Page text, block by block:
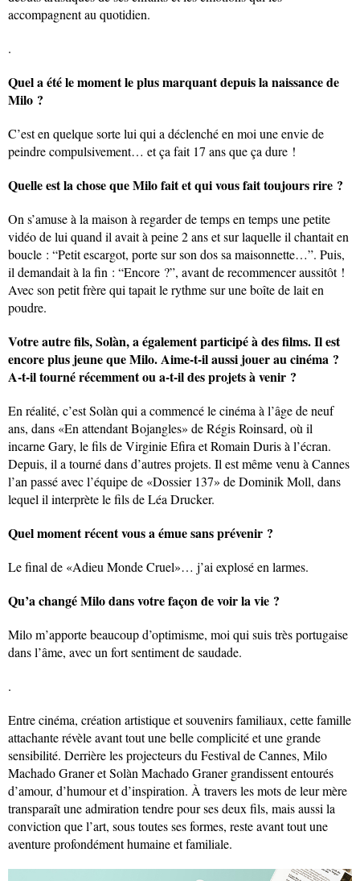
accompagnent au quotidien.
.
Quel a été le moment le plus marquant depuis la naissance de
Milo ?
C’est en quelque sorte lui qui a déclenché en moi une envie de
peindre compulsivement… et ça fait 17 ans que ça dure !
Quelle est la chose que Milo fait et qui vous fait toujours rire ?
On s’amuse à la maison à regarder de temps en temps une petite
vidéo de lui quand il avait à peine 2 ans et sur laquelle il chantait en
boucle : “Petit escargot, porte sur son dos sa maisonnette…”. Puis,
il demandait à la fin : “Encore ?”, avant de recommencer aussitôt !
Avec son petit frère qui tapait le rythme sur une boîte de lait en
poudre.
Votre autre fils, Solàn, a également participé à des films. Il est
encore plus jeune que Milo. Aime-t-il aussi jouer au cinéma ?
A-t-il tourné récemment ou a-t-il des projets à venir ?
En réalité, c’est Solàn qui a commencé le cinéma à l’âge de neuf
ans, dans «En attendant Bojangles» de Régis Roinsard, où il
incarne Gary, le fils de Virginie Efira et Romain Duris à l’écran.
Depuis, il a tourné dans d’autres projets. Il est même venu à Cannes
l’an passé avec l’équipe de «Dossier 137» de Dominik Moll, dans
lequel il interprète le fils de Léa Drucker.
Quel moment récent vous a émue sans prévenir ?
Le final de «Adieu Monde Cruel»… j’ai explosé en larmes.
Qu’a changé Milo dans votre façon de voir la vie ?
Milo m’apporte beaucoup d’optimisme, moi qui suis très portugaise
dans l’âme, avec un fort sentiment de saudade.
.
Entre cinéma, création artistique et souvenirs familiaux, cette famille
attachante révèle avant tout une belle complicité et une grande
sensibilité. Derrière les projecteurs du Festival de Cannes, Milo
Machado Graner et Solàn Machado Graner grandissent entourés
d’amour, d’humour et d’inspiration. À travers les mots de leur mère
transparaît une admiration tendre pour ses deux fils, mais aussi la
conviction que l’art, sous toutes ses formes, reste avant tout une
aventure profondément humaine et familiale.